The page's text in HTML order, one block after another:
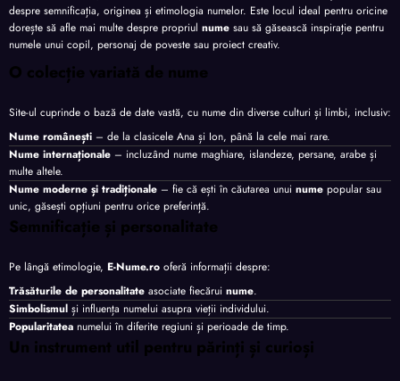
despre semnificația, originea și etimologia numelor. Este locul ideal pentru oricine
dorește să afle mai multe despre propriul nume sau să găsească inspirație pentru
numele unui copil, personaj de poveste sau proiect creativ.
O colecție variată de nume
Site-ul cuprinde o bază de date vastă, cu nume din diverse culturi și limbi, inclusiv:
Nume românești – de la clasicele Ana și Ion, până la cele mai rare.
Nume internaționale – incluzând nume maghiare, islandeze, persane, arabe și
multe altele.
Nume moderne și tradiționale – fie că ești în căutarea unui nume popular sau
unic, găsești opțiuni pentru orice preferință.
Semnificație și personalitate
Pe lângă etimologie, E-Nume.ro oferă informații despre:
Trăsăturile de personalitate asociate fiecărui nume.
Simbolismul și influența numelui asupra vieții individului.
Popularitatea numelui în diferite regiuni și perioade de timp.
Un instrument util pentru părinți și curioși